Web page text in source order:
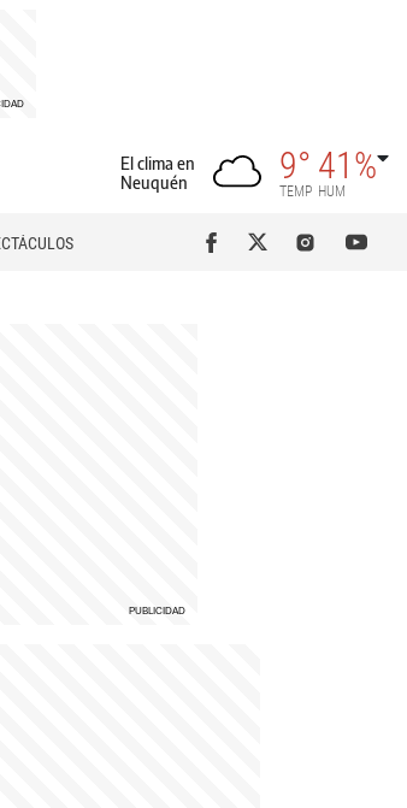
El clima en
Neuquén
9°
TEMP
41%
HUM